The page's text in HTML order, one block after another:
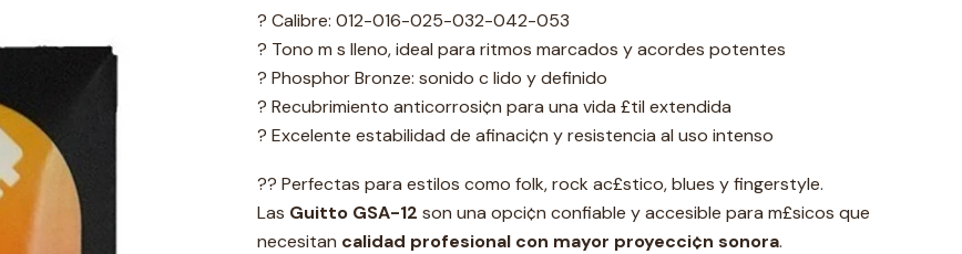
? Calibre: 012-016-025-032-042-053
? Tono m s lleno, ideal para ritmos marcados y acordes potentes
? Phosphor Bronze: sonido c lido y definido
? Recubrimiento anticorrosi¢n para una vida £til extendida
? Excelente estabilidad de afinaci¢n y resistencia al uso intenso
?? Perfectas para estilos como folk, rock ac£stico, blues y fingerstyle.
Las Guitto GSA-12 son una opci¢n confiable y accesible para m£sicos que
necesitan calidad profesional con mayor proyecci¢n sonora.